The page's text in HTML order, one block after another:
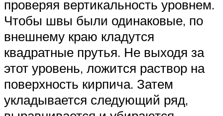
проверяя вертикальность уровнем.
Чтобы швы были одинаковые, по
внешнему краю кладутся
квадратные прутья. Не выходя за
этот уровень, ложится раствор на
поверхность кирпича. Затем
укладывается следующий ряд,